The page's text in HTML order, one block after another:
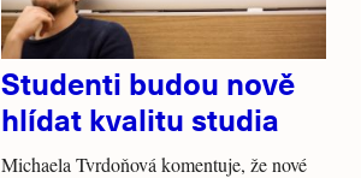
Studenti budou nově
hlídat kvalitu studia
Michaela Tvrdoňová komentuje, že nové